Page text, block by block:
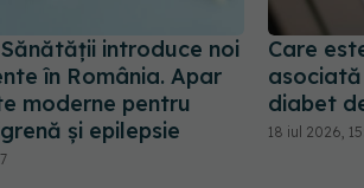
introduce noi
în România. Apar
moderne pentru
și epilepsie
Care
asociată
diabet
18 iul 2026,